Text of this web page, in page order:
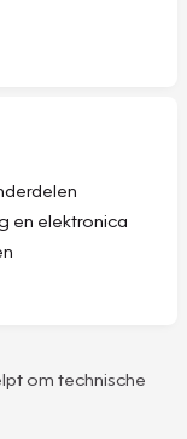
en elektronica
om technische